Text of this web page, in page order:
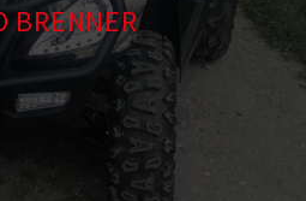
BRENNER